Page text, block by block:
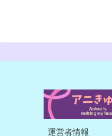
運営者情報